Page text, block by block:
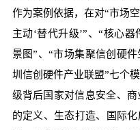
作为案例依据，在对“市场
主动‘替代升级’”、“核心
景图”、“市场集聚信创硬
圳信创硬件产业联盟”七个
级背后国家对信息安全、
的定义、生态打造、国际